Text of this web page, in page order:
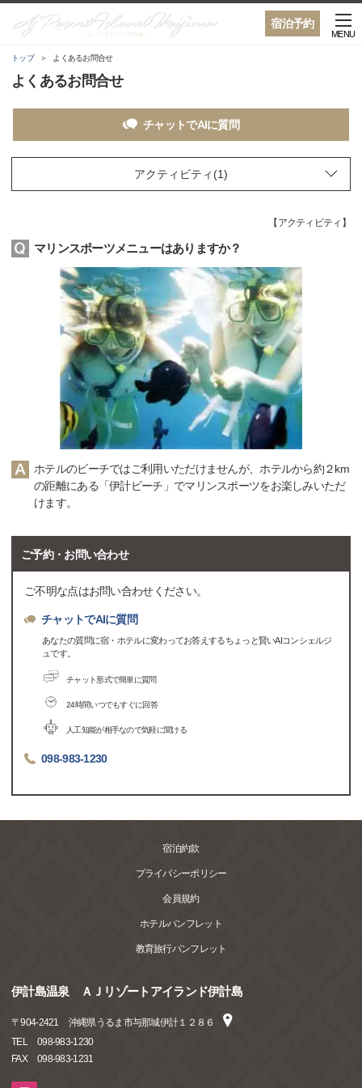
宿泊予約
MENU
トップ よくあるお問合せ
よくあるお問合せ
チャットでAIに質問
【 アクティビティ 】
マリンスポーツメニューはありますか？
ホテルのビーチではご利用いただけませんが、ホテルから約２km
の距離にある「伊計ビーチ」でマリンスポーツをお楽しみいただ
けます。
ご予約・お問い合わせ
ご不明な点はお問い合わせください。
チャットでAIに質問
あなたの質問に宿・ホテルに変わってお答えするちょっと賢いAIコンシェルジ
ュです。
チャット形式で簡単に質問
24時間いつでもすぐに回答
人工知能が相手なので気軽に聞ける
098-983-1230
宿泊約款
プライバシーポリシー
会員規約
ホテルパンフレット
教育旅行パンフレット
伊計島温泉 ＡＪリゾートアイランド伊計島
〒904-2421
沖縄県うるま市与那城伊計１２８６
TEL
098-983-1230
FAX
098-983-1231